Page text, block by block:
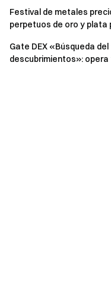
antes de que finalice
las recompensas.
Volumen de
de venta. Depósito
Festival de metales
perpetuos de oro y plata
Gate DEX «Búsqueda
descubrimientos»: